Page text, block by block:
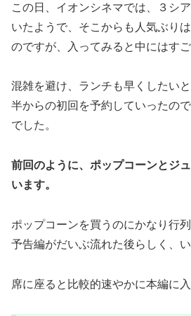
この日、イオンシネマでは、３シ
いたようで、そこからも人気ぶり
のですが、入ってみると中にはすご
混雑を避け、ランチも早くしたい
半からの初回を予約していったの
でした。
前回のように、ポップコーンとジ
います。
ポップコーンを買うのにかなり行
予告編がだいぶ流れた後らしく、い
席に座ると比較的速やかに本編に